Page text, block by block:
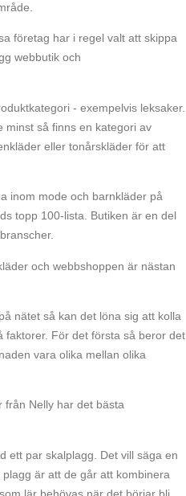
företag har i regel valt att skippa
webbutik och
- exempelvis leksaker.
minst så finns en kategori av
eller tonårskläder för att
inom mode och barnkläder på
topp 100-lista. Butiken är en del
och webbshoppen är nästan
nätet så kan det löna sig att kolla
faktorer. För det första så beror det
vara olika mellan olika
från Nelly har det bästa
ett par skalplagg. Det vill säga en
är att de går att kombinera
lär behövas när det börjar bli